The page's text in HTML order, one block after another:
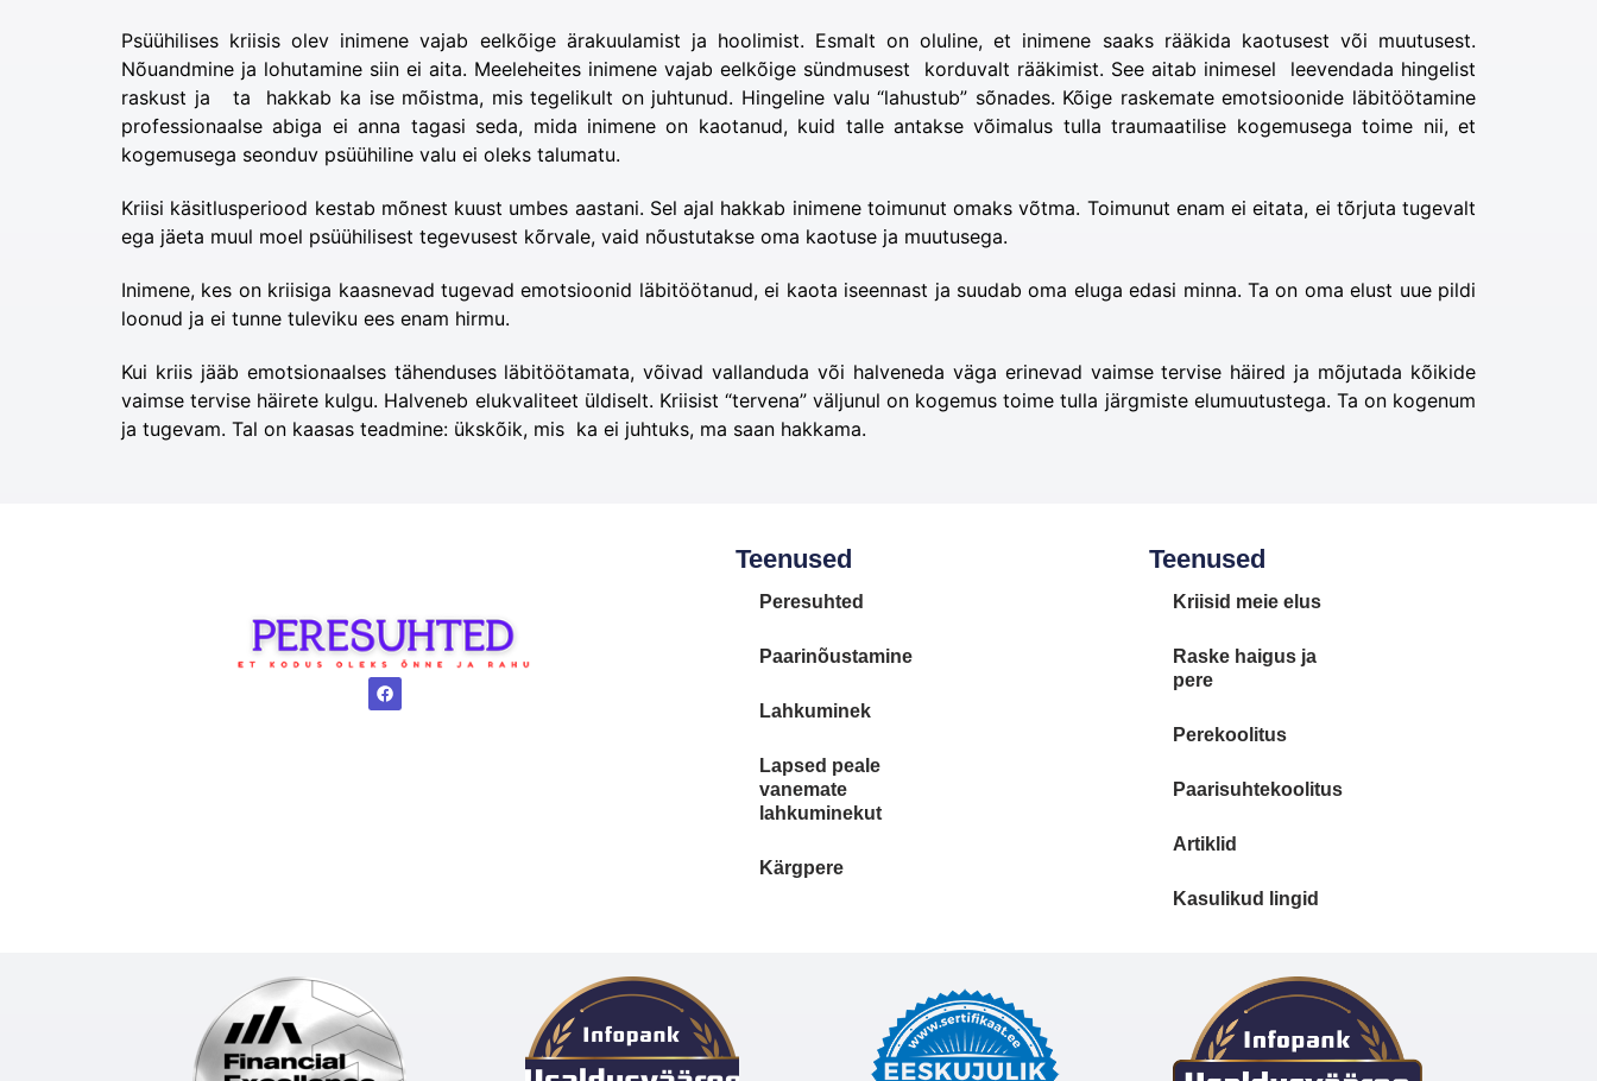
Psüühilises kriisis olev inimene vajab eelkõige ärakuulamist ja hoolimist. Esmalt on oluline, et inimene saaks rääkida kaotusest või muutusest.
Nõuandmine ja lohutamine siin ei aita. Meeleheites inimene vajab eelkõige sündmusest korduvalt rääkimist. See aitab inimesel leevendada hingelist
raskust ja ta hakkab ka ise mõistma, mis tegelikult on juhtunud. Hingeline valu “lahustub” sõnades. Kõige raskemate emotsioonide läbitöötamine
professionaalse abiga ei anna tagasi seda, mida inimene on kaotanud, kuid talle antakse võimalus tulla traumaatilise kogemusega toime nii, et
kogemusega seonduv psüühiline valu ei oleks talumatu.
Kriisi käsitlusperiood kestab mõnest kuust umbes aastani. Sel ajal hakkab inimene toimunut omaks võtma. Toimunut enam ei eitata, ei tõrjuta tugevalt
ega jäeta muul moel psüühilisest tegevusest kõrvale, vaid nõustutakse oma kaotuse ja muutusega.
Inimene, kes on kriisiga kaasnevad tugevad emotsioonid läbitöötanud, ei kaota iseennast ja suudab oma eluga edasi minna. Ta on oma elust uue pildi
loonud ja ei tunne tuleviku ees enam hirmu.
Kui kriis jääb emotsionaalses tähenduses läbitöötamata, võivad vallanduda või halveneda väga erinevad vaimse tervise häired ja mõjutada kõikide
vaimse tervise häirete kulgu. Halveneb elukvaliteet üldiselt. Kriisist “tervena” väljunul on kogemus toime tulla järgmiste elumuutustega. Ta on kogenum
ja tugevam. Tal on kaasas teadmine: ükskõik, mis ka ei juhtuks, ma saan hakkama.
Teenused
Peresuhted
Paarinõustamine
Lahkuminek
Lapsed peale
vanemate
lahkuminekut
Kärgpere
Teenused
Kriisid meie elus
Raske haigus ja
pere
Perekoolitus
Paarisuhtekoolitus
Artiklid
Kasulikud lingid